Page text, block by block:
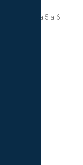
encomenda 5 a 6